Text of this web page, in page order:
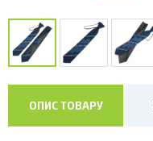
ОПИС ТОВАРУ